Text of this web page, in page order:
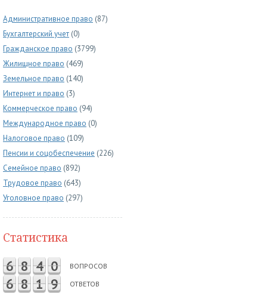
Административное право (87)
Бухгалтерский учет (0)
Гражданское право (3799)
Жилищное право (469)
Земельное право (140)
Интернет и право (3)
Коммерческое право (94)
Международное право (0)
Налоговое право (109)
Пенсии и соцобеспечение (226)
Семейное право (892)
Трудовое право (643)
Уголовное право (297)
Статистика
6 8 4 0 ВОПРОСОВ
6 8 1 9 ОТВЕТОВ